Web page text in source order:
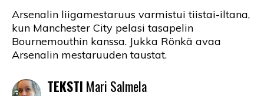
Arsenalin liigamestaruus varmistui tiistai-iltana,
kun Manchester City pelasi tasapelin
Bournemouthin kanssa. Jukka Rönkä avaa
Arsenalin mestaruuden taustat.
TEKSTI Mari Salmela